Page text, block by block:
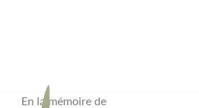
En la mémoire de